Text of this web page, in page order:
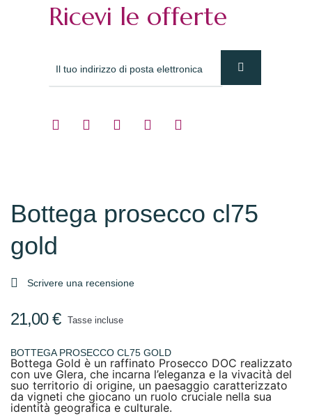
Ricevi le offerte
Bottega prosecco cl75
gold
 Scrivere una recensione
21,00 € Tasse incluse
BOTTEGA PROSECCO CL75 GOLD
Bottega Gold è un raffinato Prosecco DOC realizzato
con uve Glera, che incarna l’eleganza e la vivacità del
suo territorio di origine, un paesaggio caratterizzato
da vigneti che giocano un ruolo cruciale nella sua
identità geografica e culturale.